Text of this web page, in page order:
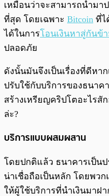
เหมือนว่าจะสามารถนำมา
ที่สุด โดยเฉพาะ Bitcoin ที่ไ
ได้ในการโอนเงินหาสู่กันข้
ปลอดภัย
ดังนั้นมันจึงเป็นเรื่องที่ดีหา
ปรับใช้กับบริการของธนาค
สร้างเหรียญคริปโตอะไรสั
ล่ะ?
บริการแบบผสมผสาน
โดยปกติแล้ว ธนาคารเป็น
น่าเชื่อถือเป็นหลัก โดยพวก
ให้ผู้ใช้บริการที่นำเงินมาฝ